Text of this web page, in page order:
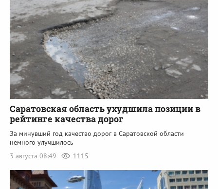
Саратовская область ухудшила позиции в
рейтинге качества дорог
За минувший год качество дорог в Саратовской области
немного улучшилось
3 августа 08:49
1115